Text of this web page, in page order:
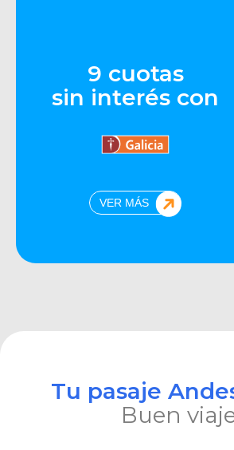
9 cuotas
sin interés con
VER MÁS
Tu pasaje
Buen